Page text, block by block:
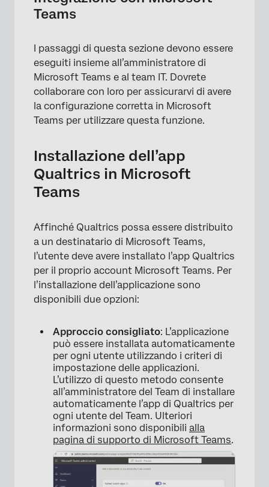
Teams
I passaggi di questa sezione devono essere
eseguiti insieme all’amministratore di
Microsoft Teams e al team IT. Dovrete
collaborare con loro per assicurarvi di avere
la configurazione corretta in Microsoft
Teams per utilizzare questa funzione.
Installazione dell’app
Qualtrics in Microsoft
Teams
Affinché Qualtrics possa essere distribuito
a un destinatario di Microsoft Teams,
l’utente deve avere installato l’app Qualtrics
per il proprio account Microsoft Teams. Per
l’installazione dell’applicazione sono
disponibili due opzioni:
Approccio consigliato: L’applicazione
può essere installata automaticamente
per ogni utente utilizzando i criteri di
impostazione delle applicazioni.
L’utilizzo di questo metodo consente
all’amministratore del Team di installare
automaticamente l’app di Qualtrics per
ogni utente del Team. Ulteriori
informazioni sono disponibili alla
pagina di supporto di Microsoft Teams.